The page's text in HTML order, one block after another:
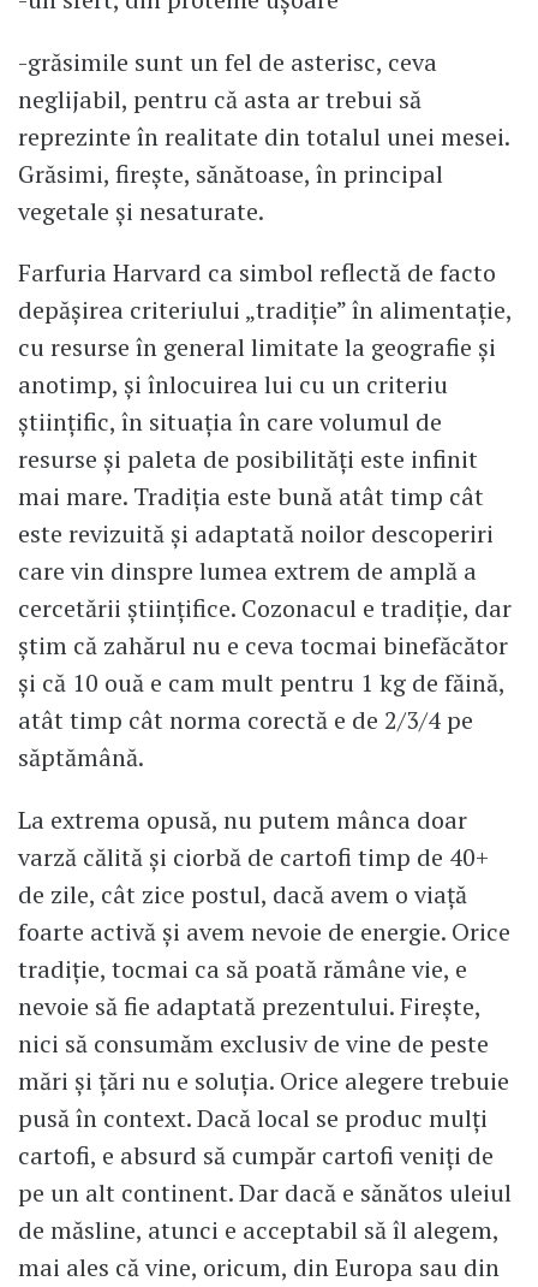
-grăsimile sunt un fel de asterisc, ceva
neglijabil, pentru că asta ar trebui să
reprezinte în realitate din totalul unei mesei.
Grăsimi, firește, sănătoase, în principal
vegetale și nesaturate.
Farfuria Harvard ca simbol reflectă de facto
depășirea criteriului „tradiție” în alimentație,
cu resurse în general limitate la geografie și
anotimp, și înlocuirea lui cu un criteriu
științific, în situația în care volumul de
resurse și paleta de posibilități este infinit
mai mare. Tradiția este bună atât timp cât
este revizuită și adaptată noilor descoperiri
care vin dinspre lumea extrem de amplă a
cercetării științifice. Cozonacul e tradiție, dar
știm că zahărul nu e ceva tocmai binefăcător
și că 10 ouă e cam mult pentru 1 kg de făină,
atât timp cât norma corectă e de 2/3/4 pe
săptămână.
La extrema opusă, nu putem mânca doar
varză călită și ciorbă de cartofi timp de 40+
de zile, cât zice postul, dacă avem o viață
foarte activă și avem nevoie de energie. Orice
tradiție, tocmai ca să poată rămâne vie, e
nevoie să fie adaptată prezentului. Firește,
nici să consumăm exclusiv de vine de peste
mări și țări nu e soluția. Orice alegere trebuie
pusă în context. Dacă local se produc mulți
cartofi, e absurd să cumpăr cartofi veniți de
pe un alt continent. Dar dacă e sănătos uleiul
de măsline, atunci e acceptabil să îl alegem,
mai ales că vine, oricum, din Europa sau din